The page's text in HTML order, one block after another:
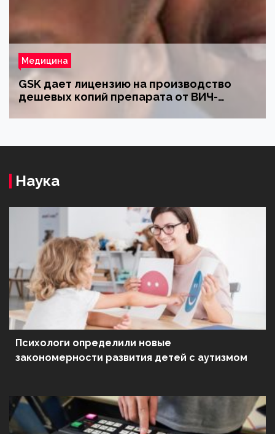
Медицина
«Честный знак» проанализировал
сканирования лекарств: россияне чаще
противовирусных препаратов
Наука
Психологи определили новые
закономерности развития детей с аутизмом